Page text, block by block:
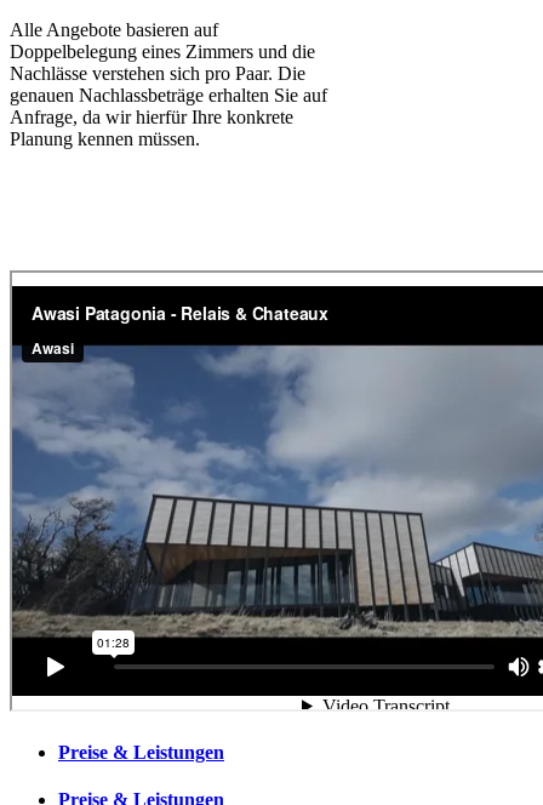
Alle Angebote basieren auf
Doppelbelegung eines Zimmers und die
Nachlässe verstehen sich pro Paar. Die
genauen Nachlassbeträge erhalten Sie auf
Anfrage, da wir hierfür Ihre konkrete
Planung kennen müssen.
Preise & Leistungen
Preise & Leistungen